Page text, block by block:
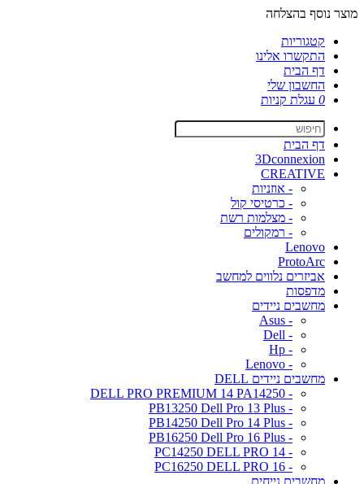
מוצר נוסף בהצלחה
קטגוריות
התקשרו אלינו
דף הבית
החשבון שלי
0 עגלת קניות
דף הבית
3Dconnexion
CREATIVE
- אוזניות
- כרטיסי קול
- מצלמות רשת
- רמקולים
Lenovo
ProtoArc
אביזרים נלווים למחשב
מדפסות
מחשבים ניידים
- Asus
- Dell
- Hp
- Lenovo
מחשבים ניידים DELL
- DELL PRO PREMIUM 14 PA14250
- PB13250 Dell Pro 13 Plus
- PB14250 Dell Pro 14 Plus
- PB16250 Dell Pro 16 Plus
- PC14250 DELL PRO 14
- PC16250 DELL PRO 16
מחשבים נייחים